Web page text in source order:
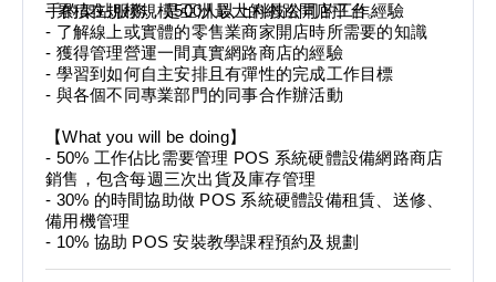
手的架站服務，是亞洲最大的網路開店平台。
- 累積在規模規模500人以上科技公司的工作經驗
- 了解線上或實體的零售業商家開店時所需要的知識
- 獲得管理營運一間真實網路商店的經驗
- 學習到如何自主安排且有彈性的完成工作目標
- 與各個不同專業部門的同事合作辦活動
【What you will be doing】
- 50% 工作佔比需要管理 POS 系統硬體設備網路商店
銷售，包含每週三次出貨及庫存管理
- 30% 的時間協助做 POS 系統硬體設備租賃、送修、
備用機管理
- 10% 協助 POS 安裝教學課程預約及規劃